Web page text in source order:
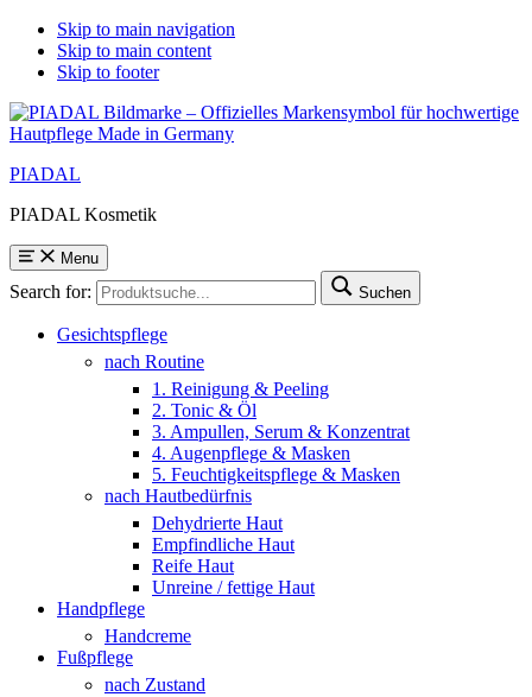
Skip to main navigation
Skip to main content
Skip to footer
PIADAL
PIADAL Kosmetik
Menu
Search for: Suchen
Gesichtspflege
nach Routine
1. Reinigung & Peeling
2. Tonic & Öl
3. Ampullen, Serum & Konzentrat
4. Augenpflege & Masken
5. Feuchtigkeitspflege & Masken
nach Hautbedürfnis
Dehydrierte Haut
Empfindliche Haut
Reife Haut
Unreine / fettige Haut
Handpflege
Handcreme
Fußpflege
nach Zustand